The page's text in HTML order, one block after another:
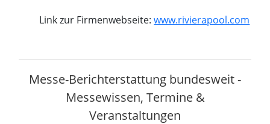
Link zur Firmenwebseite:www.rivierapool.com
Messe-Berichterstattung bundesweit -
Messewissen, Termine &
Veranstaltungen